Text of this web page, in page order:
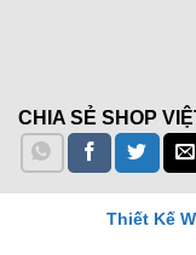
CHIA SẺ SHOP
Thiết Kế